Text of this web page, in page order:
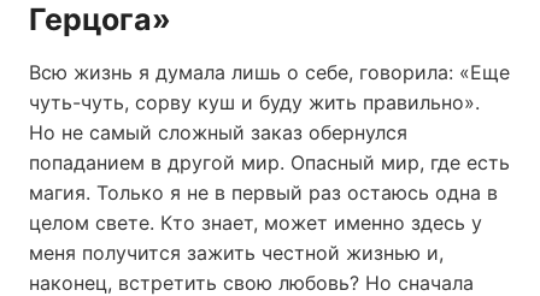
Герцога»
Всю жизнь я думала лишь о себе, говорила: «Еще
чуть-чуть, сорву куш и буду жить правильно».
Но не самый сложный заказ обернулся
попаданием в другой мир. Опасный мир, где есть
магия. Только я не в первый раз остаюсь одна в
целом свете. Кто знает, может именно здесь у
меня получится зажить честной жизнью и,
наконец, встретить свою любовь? Но сначала